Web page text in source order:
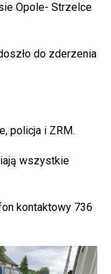
Opole- Strzelce
do zderzenia
policja i ZRM.
wszystkie
kontaktowy 736